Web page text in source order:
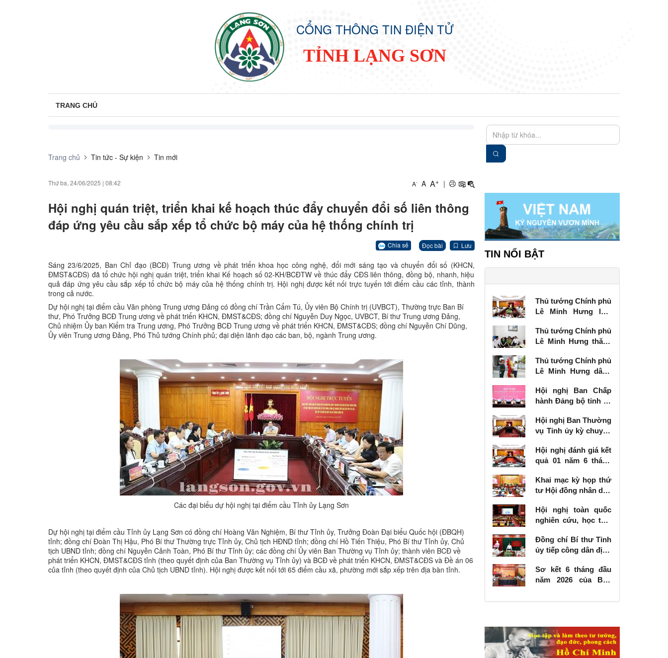
CỔNG THÔNG TIN ĐIỆN TỬ
TỈNH LẠNG SƠN
TRANG CHỦ
Trang chủ Tin tức - Sự kiện Tin mới
Thứ ba, 24/06/2025 | 08:42 A- A A+ |
Hội nghị quán triệt, triển khai kế hoạch thúc đẩy chuyển đổi số liên thông
đáp ứng yêu cầu sắp xếp tổ chức bộ máy của hệ thống chính trị
Chia sẻ Đọc bài Lưu
Sáng 23/6/2025, Ban Chỉ đạo (BCĐ) Trung ương về phát triển khoa học công nghệ, đổi mới sáng tạo và chuyển đổi số (KHCN,
ĐMST&CĐS) đã tổ chức hội nghị quán triệt, triển khai Kế hoạch số 02-KH/BCĐTW về thúc đẩy CĐS liên thông, đồng bộ, nhanh, hiệu
quả đáp ứng yêu cầu sắp xếp tổ chức bộ máy của hệ thống chính trị. Hội nghị được kết nối trực tuyến tới điểm cầu các tỉnh, thành
trong cả nước.
Dự hội nghị tại điểm cầu Văn phòng Trung ương Đảng có đồng chí Trần Cẩm Tú, Ủy viên Bộ Chính trị (UVBCT), Thường trực Ban Bí
thư, Phó Trưởng BCĐ Trung ương về phát triển KHCN, ĐMST&CĐS; đồng chí Nguyễn Duy Ngọc, UVBCT, Bí thư Trung ương Đảng,
Chủ nhiệm Ủy ban Kiểm tra Trung ương, Phó Trưởng BCĐ Trung ương về phát triển KHCN, ĐMST&CĐS; đồng chí Nguyễn Chí Dũng,
Ủy viên Trung ương Đảng, Phó Thủ tướng Chính phủ; đại diện lãnh đạo các ban, bộ, ngành Trung ương.
Các đại biểu dự hội nghị tại điểm cầu Tỉnh ủy Lạng Sơn
Dự hội nghị tại điểm cầu Tỉnh ủy Lạng Sơn có đồng chí Hoàng Văn Nghiệm, Bí thư Tỉnh ủy, Trưởng Đoàn Đại biểu Quốc hội (ĐBQH)
tỉnh; đồng chí Đoàn Thị Hậu, Phó Bí thư Thường trực Tỉnh ủy, Chủ tịch HĐND tỉnh; đồng chí Hồ Tiến Thiệu, Phó Bí thư Tỉnh ủy, Chủ
tịch UBND tỉnh; đồng chí Nguyễn Cảnh Toàn, Phó Bí thư Tỉnh ủy; các đồng chí Ủy viên Ban Thường vụ Tỉnh ủy; thành viên BCĐ về
phát triển KHCN, ĐMST&CĐS tỉnh (theo quyết định của Ban Thường vụ Tỉnh ủy) và BCĐ về phát triển KHCN, ĐMST&CĐS và Đề án 06
của tỉnh (theo quyết định của Chủ tịch UBND tỉnh). Hội nghị được kết nối tới 65 điểm cầu xã, phường mới sắp xếp trên địa bàn tỉnh.
TIN NỔI BẬT
Thủ tướng Chính phủ
Lê Minh Hưng làm
vụ Tỉnh ủy Lạng Sơn
Thủ tướng Chính phủ
Lê Minh Hưng thăm,
binh tại Lạng Sơn
Thủ tướng Chính phủ
Lê Minh Hưng dâng
các Anh hùng liệt sĩ
tại Lạng Sơn
Hội nghị Ban Chấp
hành Đảng bộ tỉnh kỳ
Hội nghị Ban Thường
vụ Tỉnh ủy kỳ chuyên
Hội nghị đánh giá kết
quả 01 năm 6 tháng
số 57-NQ/TW
Khai mạc kỳ họp thứ
tư Hội đồng nhân dân
kỳ 2026 - 2031
Hội nghị toàn quốc
nghiên cứu, học tập,
khai thực hiện Nghị
quyết số 10-NQ/TW
phát triển kinh tế có
vốn đầu tư nước
Đồng chí Bí thư Tỉnh
ủy tiếp công dân định
Sơ kết 6 tháng đầu
năm 2026 của Ban
các công trình, dự án
giao thông vận tải